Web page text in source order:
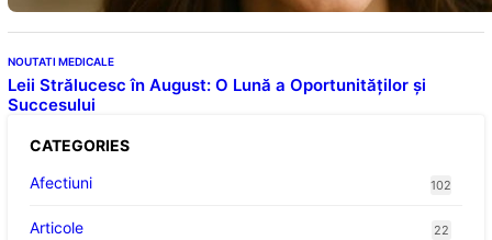
NOUTATI MEDICALE
Leii Strălucesc în August: O Lună a Oportunităților și
Succesului
CATEGORIES
Afectiuni
102
Articole 22